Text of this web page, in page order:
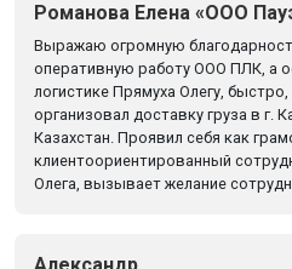
Романова Елена «ООО
Выражаю огромную
оперативную работу ООО ПЛК, а
логистике Прямуха Олегу,
организовал доставку груза в г.
Казахстан. Проявил себя как
клиентоориентированный
Олега, вызывает желание